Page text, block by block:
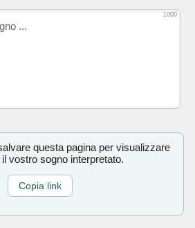
1000
questa pagina per visualizzare
vostro sogno interpretato.
Copia link